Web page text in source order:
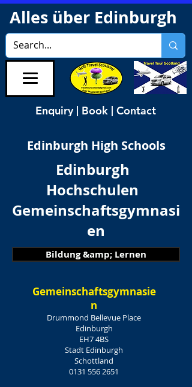
Alles über Edinburgh
Enquiry | Book | Contact
Edinburgh High Schools
Edinburgh
Hochschulen
Gemeinschaftsgymnasi
en
Bildung &amp; Lernen
Gemeinschaftsgymnasie
n
Drummond Bellevue Place
Edinburgh
EH7 4BS
Stadt Edinburgh
Schottland
0131 556 2651